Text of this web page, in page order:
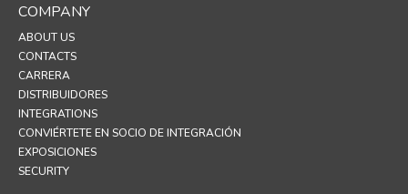
COMPANY
ABOUT US
CONTACTS
CARRERA
DISTRIBUIDORES
INTEGRATIONS
CONVIÉRTETE EN SOCIO DE INTEGRACIÓN
EXPOSICIONES
SECURITY